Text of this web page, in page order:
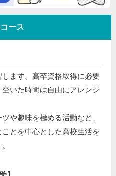
ース
ます。高卒資格取得に必要
いた時間は自由にアレンジ
や趣味を極める活動など、
とを中心とした高校生活を